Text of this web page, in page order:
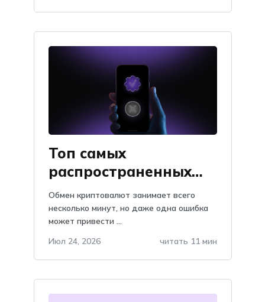
Топ самых
распространенных
проблем при обмене
криптовалют: как их
избежать
Обмен криптовалют занимает всего
несколько минут, но даже одна ошибка
может привести ...
Июл 24, 2026
читать 11 мин